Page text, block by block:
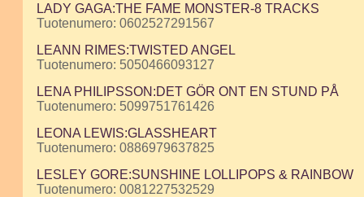
LADY GAGA:THE FAME MONSTER-8 TRACKS
Tuotenumero: 0602527291567
LEANN RIMES:TWISTED ANGEL
Tuotenumero: 5050466093127
LENA PHILIPSSON:DET GÖR ONT EN STUND PÅ
Tuotenumero: 5099751761426
LEONA LEWIS:GLASSHEART
Tuotenumero: 0886979637825
LESLEY GORE:SUNSHINE LOLLIPOPS & RAINBOW
Tuotenumero: 0081227532529